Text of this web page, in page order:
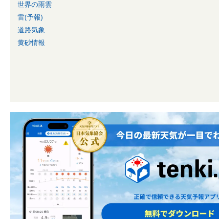
世界の雨雲
雷(予報)
道路気象
黄砂情報